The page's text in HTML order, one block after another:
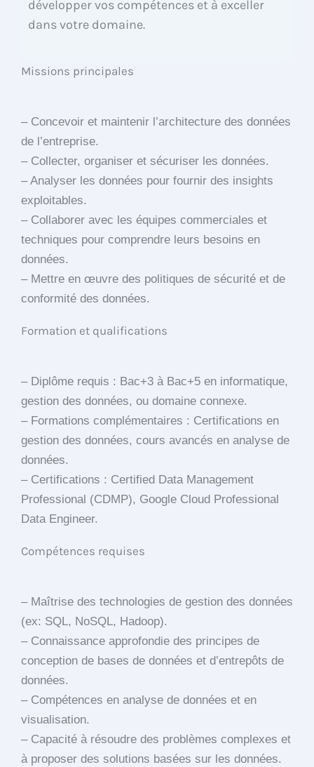
développer vos compétences et à exceller
dans votre domaine.
Missions principales
– Concevoir et maintenir l’architecture des données
de l’entreprise.
– Collecter, organiser et sécuriser les données.
– Analyser les données pour fournir des insights
exploitables.
– Collaborer avec les équipes commerciales et
techniques pour comprendre leurs besoins en
données.
– Mettre en œuvre des politiques de sécurité et de
conformité des données.
Formation et qualifications
– Diplôme requis : Bac+3 à Bac+5 en informatique,
gestion des données, ou domaine connexe.
– Formations complémentaires : Certifications en
gestion des données, cours avancés en analyse de
données.
– Certifications : Certified Data Management
Professional (CDMP), Google Cloud Professional
Data Engineer.
Compétences requises
– Maîtrise des technologies de gestion des données
(ex: SQL, NoSQL, Hadoop).
– Connaissance approfondie des principes de
conception de bases de données et d’entrepôts de
données.
– Compétences en analyse de données et en
visualisation.
– Capacité à résoudre des problèmes complexes et
à proposer des solutions basées sur les données.